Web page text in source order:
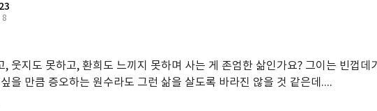
8
, 웃지도 못하고, 환희도 느끼지 못하며 사는 게 존엄한 삶인가요? 그이는 빈껍데
을 만큼 증오하는 원수라도 그런 삶을 살도록 바라진 않을 것 같은데....